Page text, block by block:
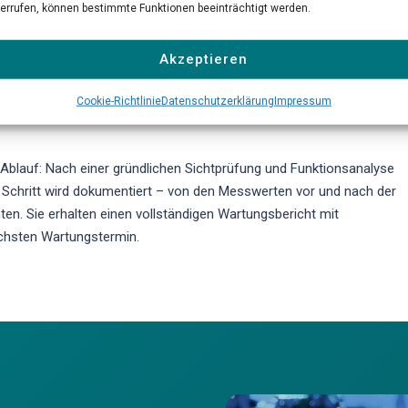
können bestimmte Funktionen beeinträchtigt werden.
Akzeptieren
Cookie-RichtlinieDatenschutzerklärungImpressum
durch. Dazu gehören die Prüfung der Gasaufbereitung, der
die Gerätefirmware auf den neuesten Stand.
nach Herstellervorschrift getauscht.
Nach einer gründlichen Sichtprüfung und Funktionsanalyse
wird dokumentiert – von den Messwerten vor und nach der
Sie erhalten einen vollständigen Wartungsbericht mit
Wartungstermin.